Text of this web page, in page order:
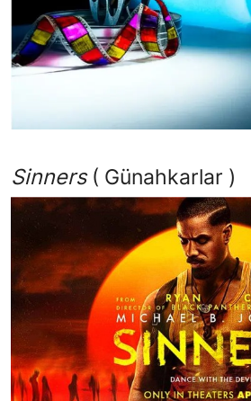
ÖNEMLİ GÜNLER
GALERİ
Sinners( Günahkarlar )